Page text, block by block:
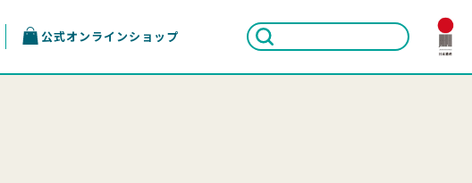
公式オンラインショップ